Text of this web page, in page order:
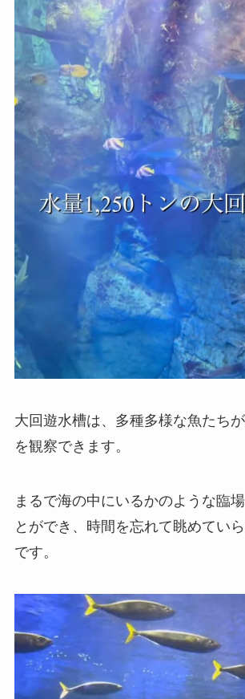
大回遊水槽は、多種多様な魚たち
を観察できます。
まるで海の中にいるかのような臨
とができ、時間を忘れて眺めてい
です。